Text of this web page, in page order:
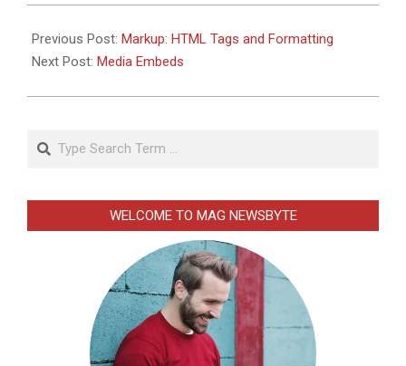
09-
15
Previous Post: Markup: HTML Tags and Formatting
Next Post: Media Embeds
Search
WELCOME TO MAG NEWSBYTE